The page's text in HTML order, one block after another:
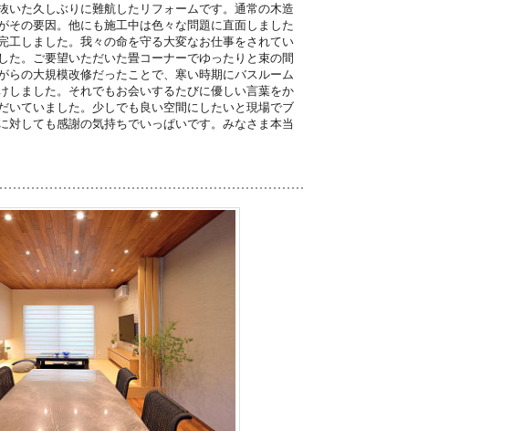
いた久しぶりに難航したリフォームです。通常の木造
の要因。他にも施工中は色々な問題に直面しました
しました。我々の命を守る大変なお仕事をされてい
た。ご要望いただいた畳コーナーでゆったりと束の間
の大規模改修だったことで、寒い時期にバスルーム
ました。それでもお会いするたびに優しい言葉をか
いていました。少しでも良い空間にしたいと現場でブ
しても感謝の気持ちでいっぱいです。みなさま本当